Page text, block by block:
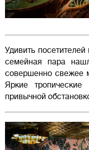
Удивить
семейная пара
совершенно свежее
Яркие
привычной